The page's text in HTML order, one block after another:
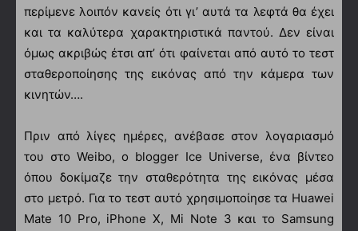
περίμενε λοιπόν κανείς ότι γι’ αυτά τα λεφτά θα έχει
και τα καλύτερα χαρακτηριστικά παντού. Δεν είναι
όμως ακριβώς έτσι απ’ ότι φαίνεται από αυτό το τεστ
σταθεροποίησης της εικόνας από την κάμερα των
κινητών….
Πριν από λίγες ημέρες, ανέβασε στον λογαριασμό
του στο Weibo, ο blogger Ice Universe, ένα βίντεο
όπου δοκίμαζε την σταθερότητα της εικόνας μέσα
στο μετρό. Για το τεστ αυτό χρησιμοποίησε τα Huawei
Mate 10 Pro, iPhone X, Mi Note 3 και το Samsung